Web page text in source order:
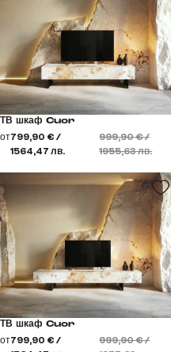
ТВ шкаф Cuor
от799,90 € /
1564,47 лв.
999,90 € /
1955,63 лв.
ТВ шкаф Cuor
от799,90 € /
999,90 € /